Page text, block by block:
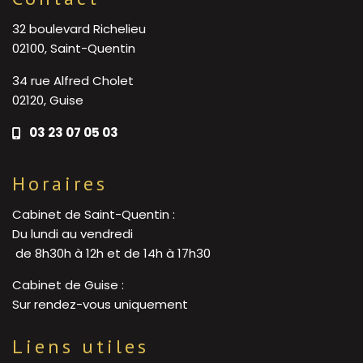
32 boulevard Richelieu
02100, Saint-Quentin
34 rue Alfred Cholet
02120, Guise
03 23 07 05 03
Horaires
Cabinet de Saint-Quentin :
Du lundi au vendredi
de 8h30h à 12h et de 14h à 17h30
Cabinet de Guise :
Sur rendez-vous uniquement
Liens utiles